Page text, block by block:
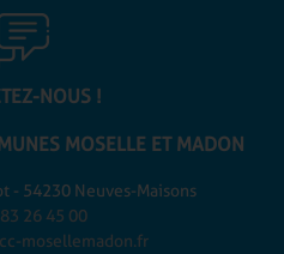
NOUS !
MOSELLE ET MADON
- 54230 Neuves-Maisons
26 45 00
mosellemadon.fr